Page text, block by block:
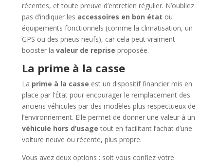
récentes, et toute preuve d’entretien régulier. N’oubliez
pas d’indiquer les accessoires en bon état ou
équipements fonctionnels (comme la climatisation, un
GPS ou des pneus neufs), car cela peut vraiment
booster la valeur de reprise proposée.
La prime à la casse
La prime à la casse est un dispositif financier mis en
place par l’État pour encourager le remplacement des
anciens véhicules par des modèles plus respectueux de
l’environnement. Elle permet de donner une valeur à un
véhicule hors d’usage tout en facilitant l’achat d’une
voiture neuve ou récente, plus propre.
Vous avez deux options : soit vous confiez votre